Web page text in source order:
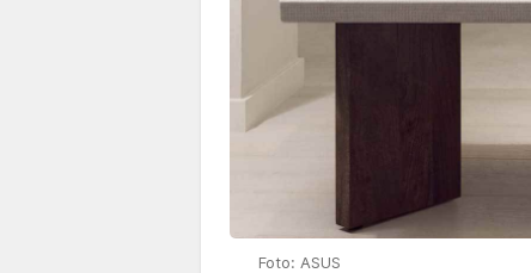
Foto: ASUS